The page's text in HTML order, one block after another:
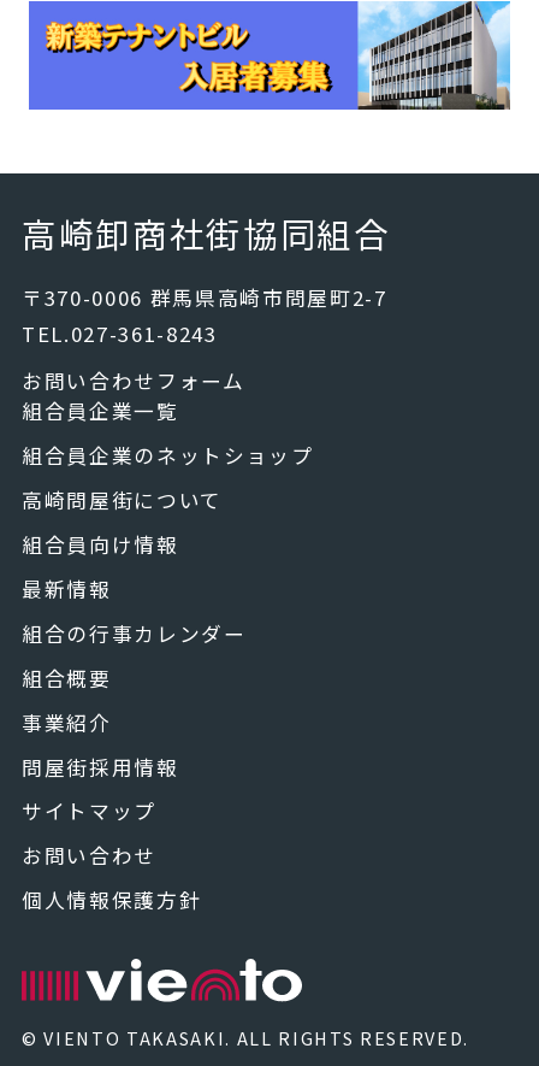
高崎卸商社街協同組合
〒370-0006 群馬県高崎市問屋町2-7
TEL.027-361-8243
お問い合わせフォーム
組合員企業一覧
組合員企業のネットショップ
高崎問屋街について
組合員向け情報
最新情報
組合の行事カレンダー
組合概要
事業紹介
問屋街採用情報
サイトマップ
お問い合わせ
個人情報保護方針
© VIENTO TAKASAKI. ALL RIGHTS RESERVED.